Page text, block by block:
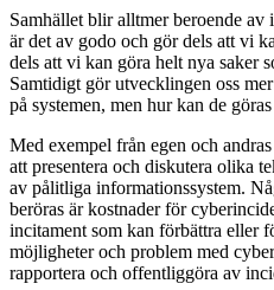
Samhället blir alltmer beroende
är det av godo och gör dels att vi
dels att vi kan göra helt nya saker
Samtidigt gör utvecklingen oss
på systemen, men hur kan de
Med exempel från egen och
att presentera och diskutera olika
av pålitliga informationssystem.
beröras är kostnader för
incitament som kan förbättra eller
möjligheter och problem med
rapportera och offentliggöra av